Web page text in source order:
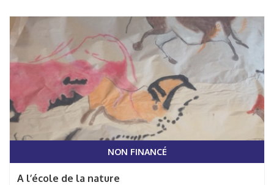
NON FINANCÉ
A l’école de la nature